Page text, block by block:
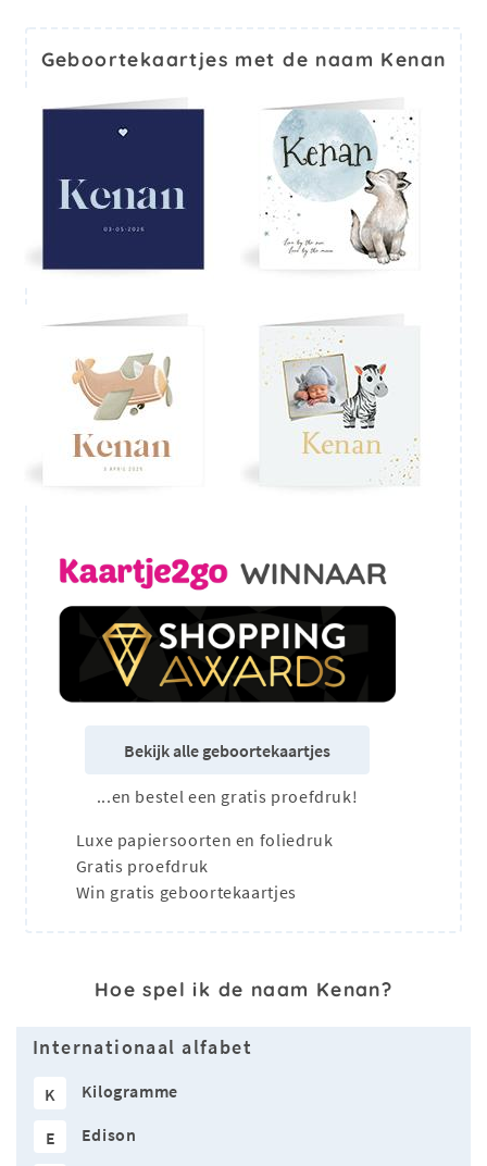
Geboortekaartjes met de naam Kenan
Bekijk alle geboortekaartjes
...en bestel een gratis proefdruk!
Luxe papiersoorten en foliedruk
Gratis proefdruk
Win gratis geboortekaartjes
Hoe spel ik de naam Kenan?
Internationaal alfabet
K Kilogramme
E Edison